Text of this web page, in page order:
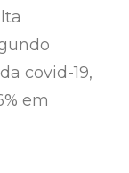
covid-19,
em